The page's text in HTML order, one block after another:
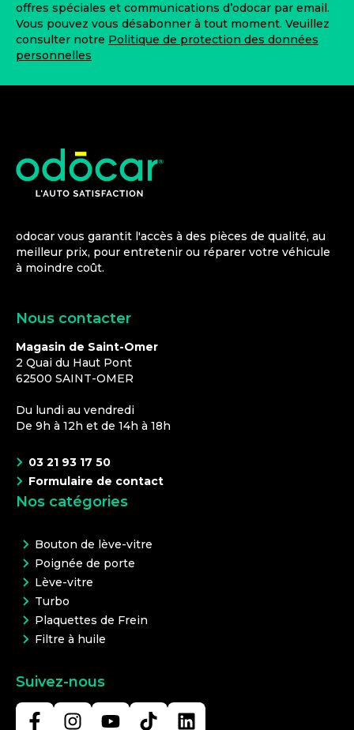
offres spéciales et communications d’odocar par email.
Vous pouvez vous désabonner à tout moment. Veuillez
consulter notre Politique de protection des données
personnelles
odocar vous garantit l'accès à des pièces de qualité, au
meilleur prix, pour entretenir ou réparer votre véhicule
à moindre coût.
Nous contacter
Magasin de Saint-Omer
2 Quai du Haut Pont
62500 SAINT-OMER
Du lundi au vendredi
De 9h à 12h et de 14h à 18h
03 21 93 17 50
Formulaire de contact
Nos catégories
Bouton de lève-vitre
Poignée de porte
Lève-vitre
Turbo
Plaquettes de Frein
Filtre à huile
Suivez-nous